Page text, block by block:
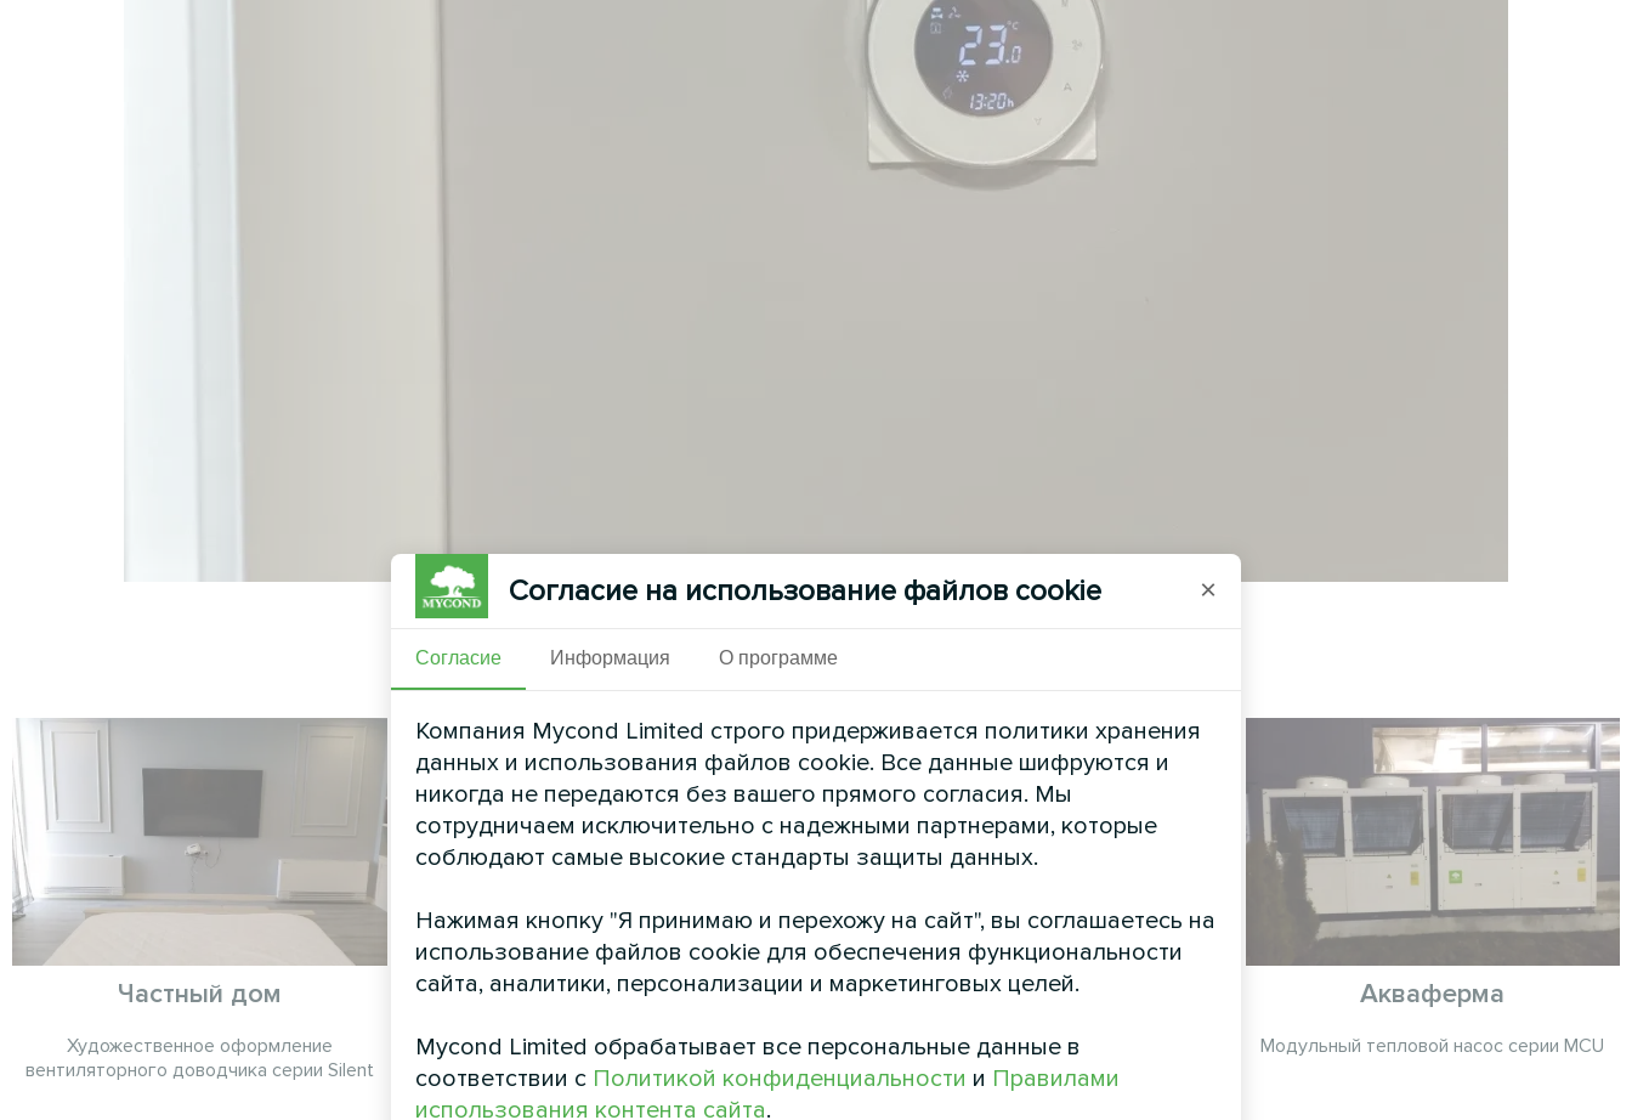
См. также
Частный дом
Художественное оформление
вентиляторного доводчика серии Silent
Частный дом
Сплит-тепловой насос Artic Home серии
Smart
Частный дом
Сплит-тепловой насос Artic Home серии
Basic
Акваферма
Модульный тепловой насос серии MCU
Согласие на использование файлов cookie ×
Согласие Информация О программе
Компания Mycond Limited строго придерживается политики хранения
данных и использования файлов cookie. Все данные шифруются и
никогда не передаются без вашего прямого согласия. Мы
сотрудничаем исключительно с надежными партнерами, которые
соблюдают самые высокие стандарты защиты данных.
Нажимая кнопку "Я принимаю и перехожу на сайт", вы соглашаетесь на
использование файлов cookie для обеспечения функциональности
сайта, аналитики, персонализации и маркетинговых целей.
Mycond Limited обрабатывает все персональные данные в
соответствии с Политикой конфиденциальности и Правилами
использования контента сайта.